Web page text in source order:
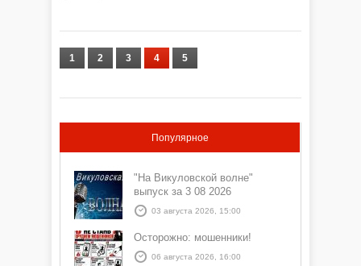
1 2 3 4 5
Популярное
"На Викуловской волне"
выпуск за 3 08 2026
03 августа 2026, 15:00
Осторожно: мошенники!
06 августа 2026, 16:00